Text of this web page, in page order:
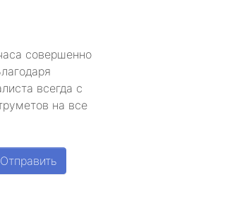
совершенно
всегда с
на все
Отправить